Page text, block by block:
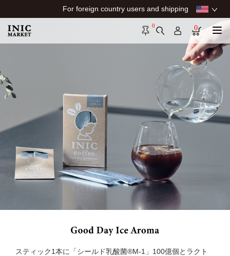
For foreign country users and shipping
0 0
スティック1本に「シールド乳酸菌®M-1」100億個とラクト